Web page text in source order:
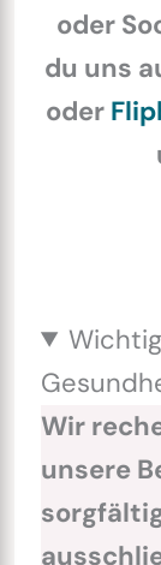
oder
du uns
oder
Wir
unsere